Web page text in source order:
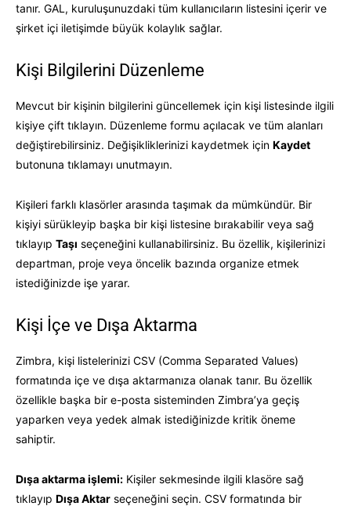
tanır. GAL, kuruluşunuzdaki tüm kullanıcıların listesini içerir ve
şirket içi iletişimde büyük kolaylık sağlar.
Kişi Bilgilerini Düzenleme
Mevcut bir kişinin bilgilerini güncellemek için kişi listesinde ilgili
kişiye çift tıklayın. Düzenleme formu açılacak ve tüm alanları
değiştirebilirsiniz. Değişikliklerinizi kaydetmek için Kaydet
butonuna tıklamayı unutmayın.
Kişileri farklı klasörler arasında taşımak da mümkündür. Bir
kişiyi sürükleyip başka bir kişi listesine bırakabilir veya sağ
tıklayıp Taşı seçeneğini kullanabilirsiniz. Bu özellik, kişilerinizi
departman, proje veya öncelik bazında organize etmek
istediğinizde işe yarar.
Kişi İçe ve Dışa Aktarma
Zimbra, kişi listelerinizi CSV (Comma Separated Values)
formatında içe ve dışa aktarmanıza olanak tanır. Bu özellik
özellikle başka bir e-posta sisteminden Zimbra’ya geçiş
yaparken veya yedek almak istediğinizde kritik öneme
sahiptir.
Dışa aktarma işlemi: Kişiler sekmesinde ilgili klasöre sağ
tıklayıp Dışa Aktar seçeneğini seçin. CSV formatında bir